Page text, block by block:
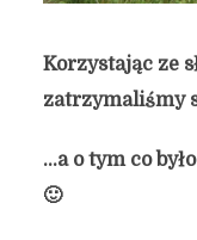
Korzystając ze
zatrzymaliśmy
…a o tym co
🙂